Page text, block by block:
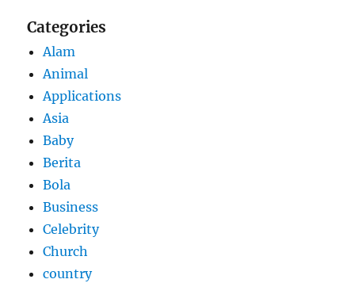
Categories
Alam
Animal
Applications
Asia
Baby
Berita
Bola
Business
Celebrity
Church
country